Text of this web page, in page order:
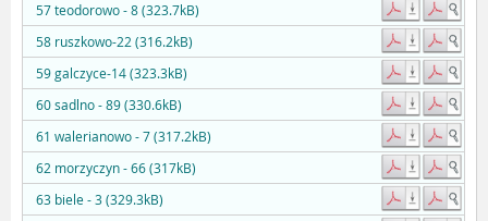
57 teodorowo - 8 (323.7kB)
58 ruszkowo-22 (316.2kB)
59 galczyce-14 (323.3kB)
60 sadlno - 89 (330.6kB)
61 walerianowo - 7 (317.2kB)
62 morzyczyn - 66 (317kB)
63 biele - 3 (329.3kB)